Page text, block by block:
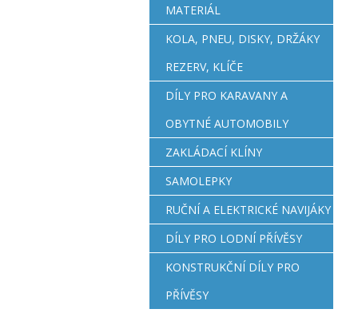
MATERIÁL
KOLA, PNEU, DISKY, DRŽÁKY
REZERV, KLÍČE
DÍLY PRO KARAVANY A
OBYTNÉ AUTOMOBILY
ZAKLÁDACÍ KLÍNY
SAMOLEPKY
RUČNÍ A ELEKTRICKÉ NAVIJÁKY
DÍLY PRO LODNÍ PŘÍVĚSY
KONSTRUKČNÍ DÍLY PRO
PŘÍVĚSY